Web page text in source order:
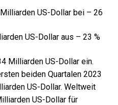
US-Dollar bei – 26
US-Dollar aus – 23 %
Milliarden US-Dollar ein.
beiden Quartalen 2023
US-Dollar. Weltweit
US-Dollar für